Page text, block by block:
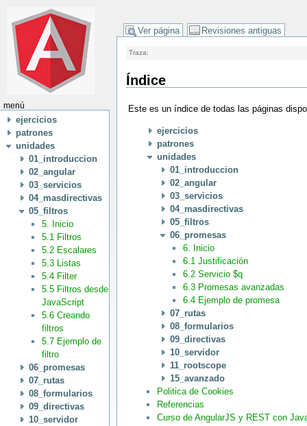
menú
ejercicios
patrones
unidades
01_introduccion
02_angular
03_servicios
04_masdirectivas
05_filtros
5. Inicio
5.1 Filtros
5.2 Escalares
5.3 Listas
5.4 Filter
5.5 Filtros desde
JavaScript
5.6 Creando
filtros
5.7 Ejemplo de
filtro
06_promesas
07_rutas
08_formularios
09_directivas
10_servidor
Ver página Revisiones antiguas
Traza:
Índice
Este es un índice de todas las páginas
ejercicios
patrones
unidades
01_introduccion
02_angular
03_servicios
04_masdirectivas
05_filtros
06_promesas
6. Inicio
6.1 Justificación
6.2 Servicio $q
6.3 Promesas avanzadas
6.4 Ejemplo de promesa
07_rutas
08_formularios
09_directivas
10_servidor
11_rootscope
15_avanzado
Politica de Cookies
Referencias
Curso de AngularJS y REST con